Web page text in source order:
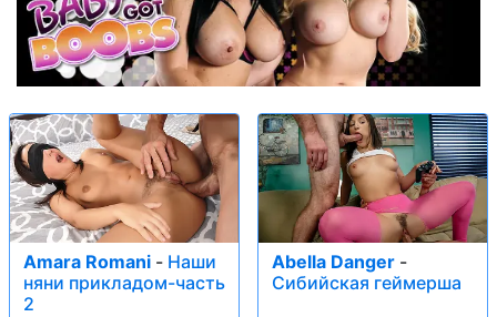
Amara Romani - Наши
няни прикладом-часть
2
Abella Danger -
Сибийская геймерша